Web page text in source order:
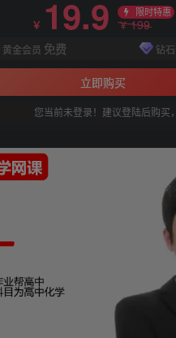
￥ 19.9 限时特惠
￥199
黄金会员 免费 钻
立即购买
您当前未登录！建议登陆后购买